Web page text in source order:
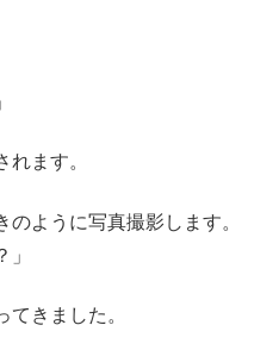
ます。
のように写真撮影します。
きました。